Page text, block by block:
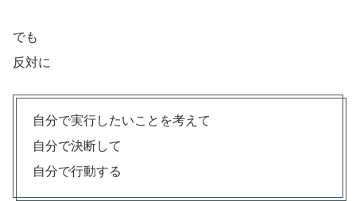
でも
反対に
自分で実行したいことを考えて
自分で決断して
自分で行動する